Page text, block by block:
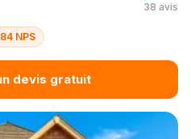
38 avis
NPS
devis gratuit